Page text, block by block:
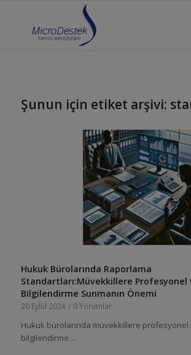
Şunun için etiket arşivi:
Hukuk Bürolarında Raporlama
Standartları:Müvekkillere Profesyonel
Bilgilendirme Sunmanın Önemi
20 Eylül 2024 / 0 Yorumlar
Hukuk bürolarında müvekkillere profesyonel
bilgilendirme…